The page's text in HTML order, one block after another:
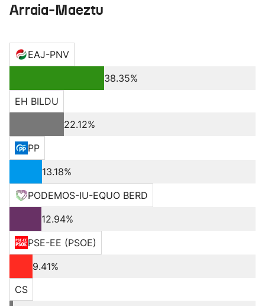
Arraia-Maeztu
EAJ-PNV
38.35%
EH BILDU
22.12%
PP
13.18%
PODEMOS-IU-EQUO BERD
12.94%
PSE-EE (PSOE)
9.41%
CS